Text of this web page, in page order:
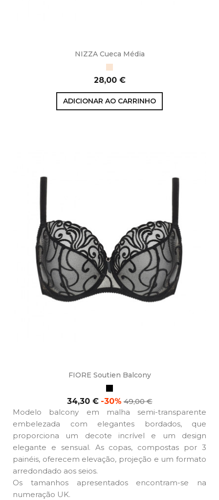
NIZZA Cueca Média
Preço
28,00 €
ADICIONAR AO CARRINHO
FIORE Soutien Balcony
Preço
34,30 € -30% Preço
normal
49,00 €
Modelo balcony em malha semi-transparente
embelezada com elegantes bordados, que
proporciona um decote incrível e um design
elegante e sensual. As copas, compostas por 3
painéis, oferecem elevação, projeção e um formato
arredondado aos seios.
Os tamanhos apresentados encontram-se na
numeração UK.